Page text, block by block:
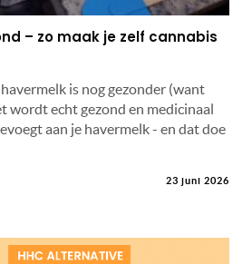
– zo maak je zelf cannabis
is nog gezonder (want
wordt echt gezond en medicinaal
aan je havermelk - en dat doe
23 juni 2026